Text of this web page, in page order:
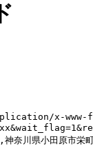
x-www-
県小田原市栄